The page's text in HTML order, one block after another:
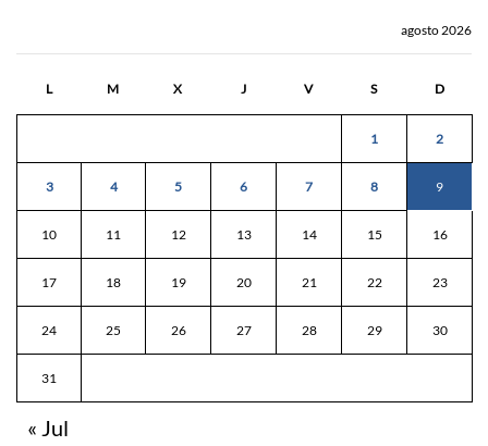
agosto 2026
L M X J V S D
1 2
3 4 5 6 7 8 9
10 11 12 13 14 15 16
17 18 19 20 21 22 23
24 25 26 27 28 29 30
31
« Jul